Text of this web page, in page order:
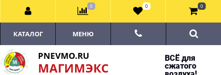
PNEVMO.RU
МАГИМЭКС
ВСЁ для
сжатого
КАТАЛОГ МЕНЮ
0 0 0